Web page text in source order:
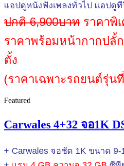
แอปดูหนังฟังเพลงทั่วไป แอปดู
ปกติ 6,900บาท ราคาพิ
ราคาพร้อมหน้ากากปลั้
ตั้ง
(ราคาเฉพาะรถยนต์รุ่น
Featured
Carwales 4+32 จอ1K
+ Carwales จอชัด 1K ขนาด 9-